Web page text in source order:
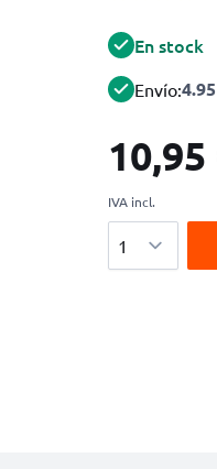
En stock
Envío:
10,95
IVA incl.